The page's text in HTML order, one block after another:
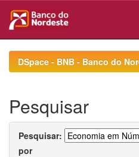
navigationDSpace - BNB - Banco do
Pesquisar
Pesquisar:
por